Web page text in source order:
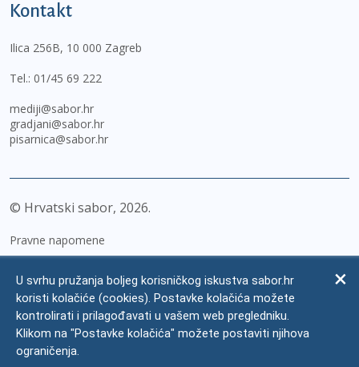
Kontakt
Ilica 256B, 10 000 Zagreb
Tel.: 01/45 69 222
mediji@sabor.hr
gradjani@sabor.hr
pisarnica@sabor.hr
© Hrvatski sabor, 2026
Pravne napomene
Zaštita osobnih podataka
Impressum
Česta pitanja
U svrhu pružanja boljeg korisničkog iskustva sabor.hr
koristi kolačiće (cookies). Postavke kolačića možete
kontrolirati i prilagođavati u vašem web pregledniku.
Klikom na "Postavke kolačića" možete postaviti njihova
ograničenja.